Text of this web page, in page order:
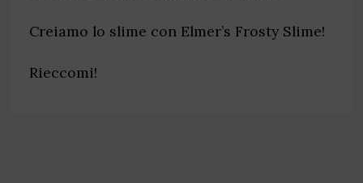
Creiamo lo slime con Elmer’s Frosty Slime!
Rieccomi!